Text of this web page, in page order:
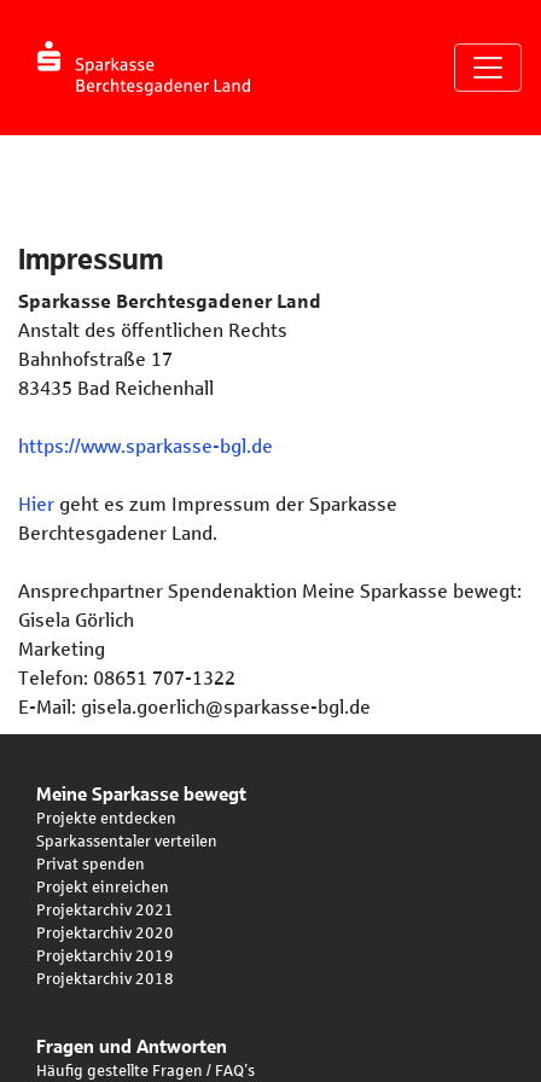
Impressum
Sparkasse Berchtesgadener Land
Anstalt des öffentlichen Rechts
Bahnhofstraße 17
83435 Bad Reichenhall
https://www.sparkasse-bgl.de
Hier geht es zum Impressum der Sparkasse
Berchtesgadener Land.
Ansprechpartner Spendenaktion Meine Sparkasse bewegt:
Gisela Görlich
Marketing
Telefon: 08651 707-1322
E-Mail: gisela.goerlich@sparkasse-bgl.de
Meine Sparkasse bewegt
Projekte entdecken
Sparkassentaler verteilen
Privat spenden
Projekt einreichen
Projektarchiv 2021
Projektarchiv 2020
Projektarchiv 2019
Projektarchiv 2018
Fragen und Antworten
Häufig gestellte Fragen / FAQ’s